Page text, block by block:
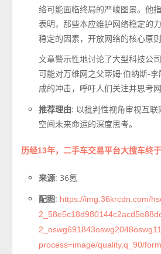
络可能面临终局的严峻图景。他
表明，那些本应维护网络稳定的
稳定的因素，开放网络的核心原
文章警示性地讨论了大型科技公
可能对万维网之父蒂姆·伯纳斯-
成的冲击，呼吁人们关注并思考
推荐理由: 以批判性视角审视互
空间未来命运的深度思考。
历经13年，二手车交易平台大搜车终
来源: 36氪
配图: https://img.36krcdn.com/
process=image/quality,q_90/